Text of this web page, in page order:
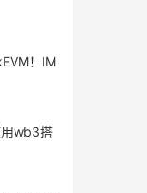
！IM
wb3搭